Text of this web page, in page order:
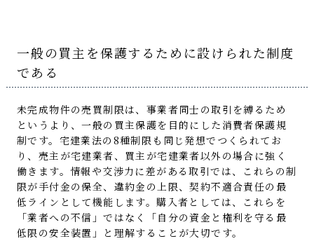
一般の買主を保護するために設けられた制度
である
未完成物件の売買制限は、事業者同士の取引を縛るため
というより、一般の買主保護を目的にした消費者保護規
制です。宅建業法の8種制限も同じ発想でつくられてお
り、売主が宅建業者、買主が宅建業者以外の場合に強く
働きます。情報や交渉力に差がある取引では、これらの制
限が手付金の保全、違約金の上限、契約不適合責任の最
低ラインとして機能します。購入者としては、これらを
「業者への不信」ではなく「自分の資金と権利を守る最
低限の安全装置」と理解することが大切です。